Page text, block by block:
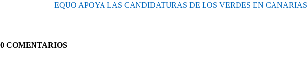
EQUO APOYA LAS CANDIDATURAS DE LOS VERDES EN CANARIAS
0 COMENTARIOS